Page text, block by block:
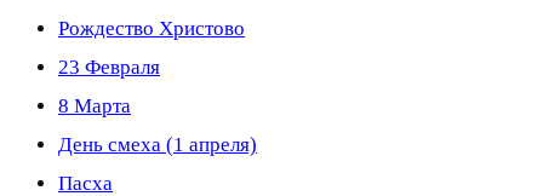
Рождество Христово
23 Февраля
8 Марта
День смеха (1 апреля)
Пасха